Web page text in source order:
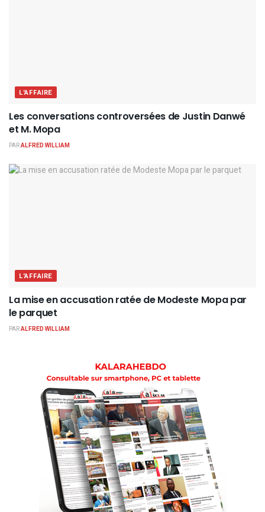
L'AFFAIRE
Les conversations controversées de Justin Danwé
et M. Mopa
PARALFRED WILLIAM
L'AFFAIRE
La mise en accusation ratée de Modeste Mopa par
le parquet
PARALFRED WILLIAM